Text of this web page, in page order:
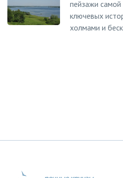
пейзажи самой
ключевых
холмами и